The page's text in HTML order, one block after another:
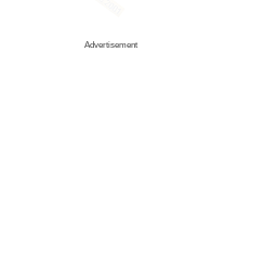
Advertisement